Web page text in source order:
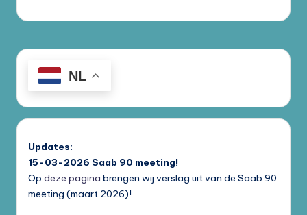
NL
Updates:
15-03-2026 Saab 90 meeting!
Op deze pagina brengen wij verslag uit van de Saab 90
meeting (maart 2026)!